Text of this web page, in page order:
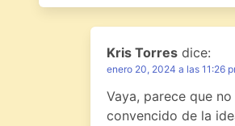
Kris Torres dice:
enero 20, 2024 a las 11:26
Vaya, parece que
convencido de la